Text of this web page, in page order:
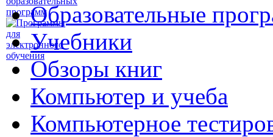
Образовательные
Учебники
Обзоры книг
Компьютер и учеба
Компьютерное